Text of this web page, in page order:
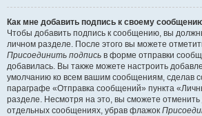
Как мне добавить подпись к своему
Чтобы добавить подпись к сообщению, вы
личном разделе. После этого вы можете
Присоединить подпись в форме отправки
добавилась. Вы также можете настроить
умолчанию ко всем вашим сообщениям, сделав
параграфе «Отправка сообщений» пункта
разделе. Несмотря на это, вы сможете
отдельных сообщениях, убрав флажок